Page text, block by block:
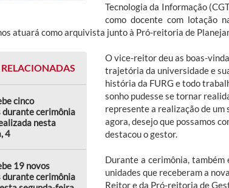
Tecnologia da Informação
como docente com lotação
atuará como arquivista junto à Pró-reitoria de
cinco
cerimônia
nesta
4
19 novos
cerimônia
O vice-reitor deu as boas-
trajetória da universidade e
história da FURG e todo
sonho pudesse se tornar
represente a realização de um
agora, desejo que possamos
destacou o gestor.
Durante a cerimônia,
unidades que receberam a
Reitor e da Pró-reitoria de